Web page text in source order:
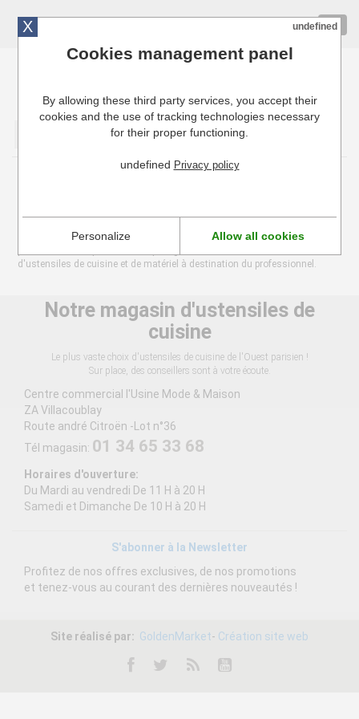
Cuisinresto: Ustensiles de cuisine pour professionnels
nous avons accès à l'ensemble de leurs catalogues. C'est pourquoi nous
d'ustensiles de cuisine et de matériel à destination du professionnel.
Notre magasin d'ustensiles de
cuisine
Le plus vaste choix d'ustensiles de cuisine de l'Ouest parisien !
Sur place, des conseillers sont à votre écoute.
Centre commercial l'Usine Mode & Maison
ZA Villacoublay
Route andré Citroën -Lot n°36
Tél magasin: 01 34 65 33 68
Horaires d'ouverture:
Du Mardi au vendredi De 11 H à 20 H
Samedi et Dimanche De 10 H à 20 H
S'abonner à la Newsletter
Profitez de nos offres exclusives, de nos promotions
et tenez-vous au courant des dernières nouveautés !
Site réalisé par: GoldenMarket- Création site web
X undefined
Cookies management panel
By allowing these third party services, you accept their
cookies and the use of tracking technologies necessary
for their proper functioning.
undefined Privacy policy
Personalize Allow all cookies